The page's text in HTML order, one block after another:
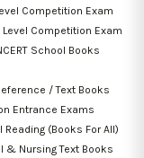
Competition Exam
Level Competition Exam
School Books
/ Text Books
Entrance Exams
Reading (Books For All)
& Nursing Text Books